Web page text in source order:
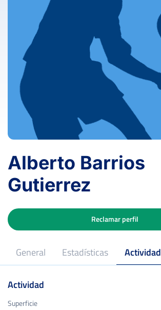
Alberto Barrios
Gutierrez
General Estadísticas Actividad
Reclamar perfil
Superficie
Actividad
Superficie